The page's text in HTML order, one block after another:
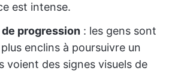
est intense.
progression : les gens sont
enclins à poursuivre un
voient des signes visuels de